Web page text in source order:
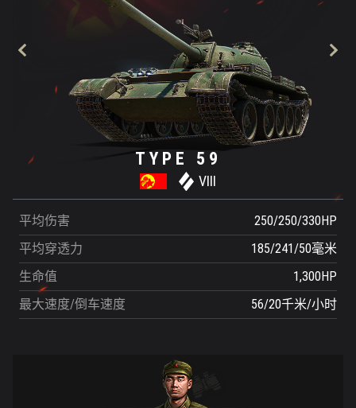
TYPE 59
VIII
平均伤害
250/250/330HP
平均穿透力
185/241/50毫米
生命值
1,300HP
最大速度/倒车速度
56/20千米/小时